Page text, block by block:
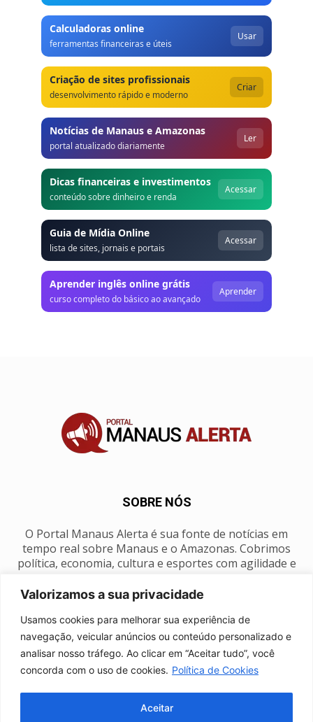
Valorizamos a sua privacidade
Usamos cookies para melhorar sua experiência de
navegação, veicular anúncios ou conteúdo personalizado e
analisar nosso tráfego. Ao clicar em “Aceitar tudo”, você
concorda com o uso de cookies. Política de Cookies
Aceitar
Calculadoras online
ferramentas financeiras e úteis
Usar
Criação de sites profissionais
desenvolvimento rápido e moderno
Criar
Notícias de Manaus e Amazonas
portal atualizado diariamente
Ler
Dicas financeiras e investimentos
conteúdo sobre dinheiro e renda
Acessar
Guia de Mídia Online
lista de sites, jornais e portais
Acessar
Aprender inglês online grátis
curso completo do básico ao avançado
Aprender
SOBRE NÓS
O Portal Manaus Alerta é sua fonte de notícias em
tempo real sobre Manaus e o Amazonas. Cobrimos
política, economia, cultura e esportes com agilidade e
SIGA-NOS